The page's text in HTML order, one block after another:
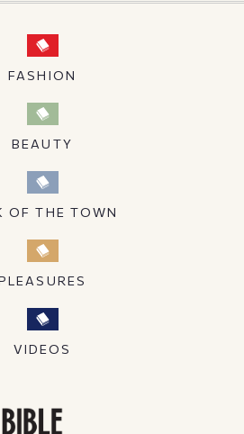
FASHION
BEAUTY
OF THE TOWN
VIDEOS